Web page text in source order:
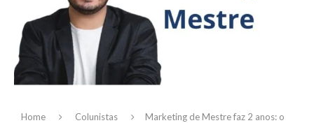
Home Colunistas
Marketing de Mestre faz 2 anos: o